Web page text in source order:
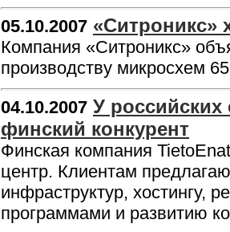
05.10.2007 «Ситроникс»
Компания «Ситроникс»
производству микросхем
04.10.2007 У
финский конкурент
Финская компания
центр. Клиентам
инфраструктур, хостингу,
программами и развитию